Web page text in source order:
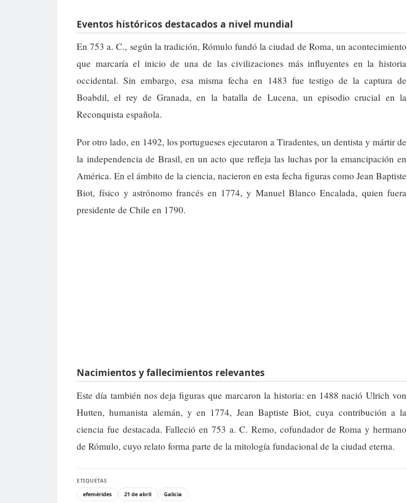
Eventos históricos destacados a nivel mundial
En 753 a. C., según la tradición, Rómulo fundó la ciudad de Roma, un acontecimiento
que marcaría el inicio de una de las civilizaciones más influyentes en la historia
occidental. Sin embargo, esa misma fecha en 1483 fue testigo de la captura de
Boabdil, el rey de Granada, en la batalla de Lucena, un episodio crucial en la
Reconquista española.
Por otro lado, en 1492, los portugueses ejecutaron a Tiradentes, un dentista y mártir de
la independencia de Brasil, en un acto que refleja las luchas por la emancipación en
América. En el ámbito de la ciencia, nacieron en esta fecha figuras como Jean Baptiste
Biot, físico y astrónomo francés en 1774, y Manuel Blanco Encalada, quien fuera
presidente de Chile en 1790.
Nacimientos y fallecimientos relevantes
Este día también nos deja figuras que marcaron la historia: en 1488 nació Ulrich von
Hutten, humanista alemán, y en 1774, Jean Baptiste Biot, cuya contribución a la
ciencia fue destacada. Falleció en 753 a. C. Remo, cofundador de Roma y hermano
de Rómulo, cuyo relato forma parte de la mitología fundacional de la ciudad eterna.
ETIQUETAS
efemérides
21 de abril Galicia